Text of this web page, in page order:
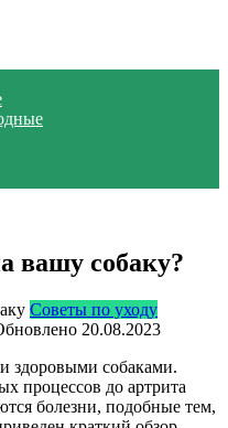
вашу собаку?
Советы по уходу
20.08.2023
здоровыми собаками.
процессов до артрита
болезни, подобные тем,